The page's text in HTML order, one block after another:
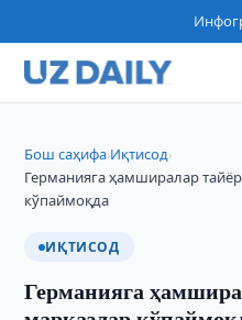
Бош саҳифа›Иқтисод›
Германияга ҳамширалар
кўпаймоқда
ИҚТИСОД
Германияга